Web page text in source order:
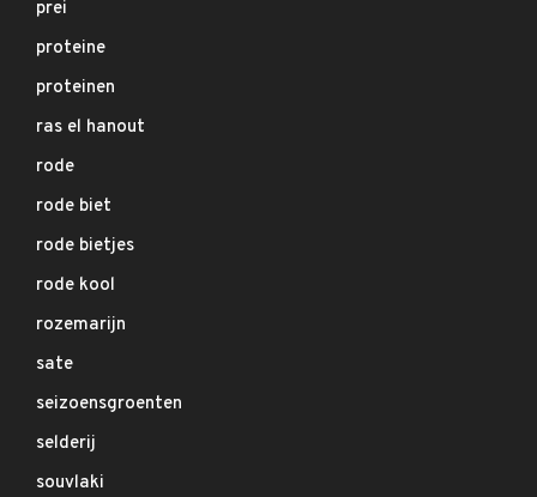
prei
proteine
proteinen
ras el hanout
rode
rode biet
rode bietjes
rode kool
rozemarijn
sate
seizoensgroenten
selderij
souvlaki